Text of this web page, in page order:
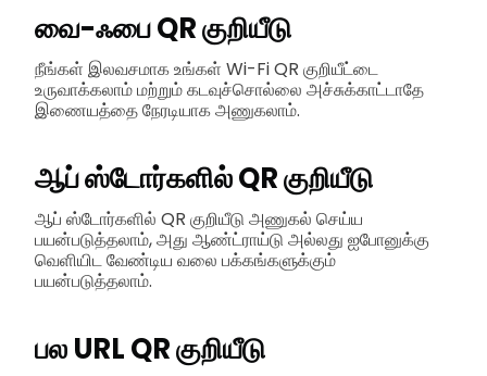
வை-ஃபை QR குறியீடு
நீங்கள் இலவசமாக உங்கள் Wi-Fi QR குறியீட்டை
உருவாக்கலாம் மற்றும் கடவுச்சொல்லை அச்சுக்காட்டாதே
இணையத்தை நேரடியாக அணுகலாம்.
ஆப் ஸ்டோர்களில் QR குறியீடு
ஆப் ஸ்டோர்களில் QR குறியீடு அணுகல் செய்ய
பயன்படுத்தலாம், அது ஆண்ட்ராய்டு அல்லது ஐபோனுக்கு
வெளியிட வேண்டிய வலை பக்கங்களுக்கும்
பயன்படுத்தலாம்.
பல URL QR குறியீடு